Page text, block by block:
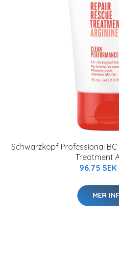
Schwarzkopf Professional
Treatment
96.75 SEK
MER